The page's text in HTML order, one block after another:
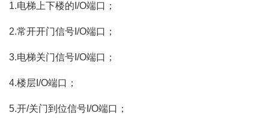
1.电梯上下楼的I/O端口；
2.常开开门信号I/O端口；
3.电梯关门信号I/O端口；
4.楼层I/O端口；
5.开/关门到位信号I/O端口；